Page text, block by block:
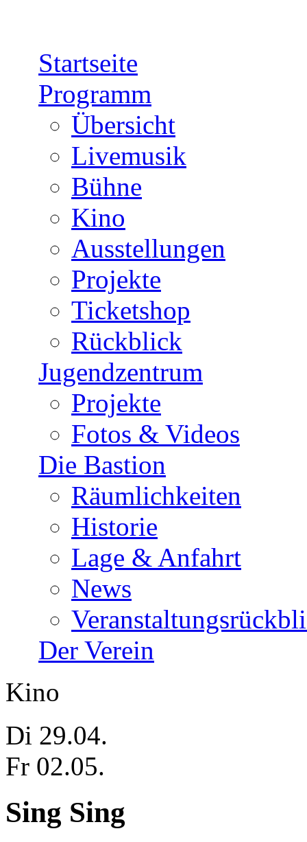
Startseite
Programm
Übersicht
Livemusik
Bühne
Kino
Ausstellungen
Projekte
Ticketshop
Rückblick
Jugendzentrum
Projekte
Fotos & Videos
Die Bastion
Räumlichkeiten
Historie
Lage & Anfahrt
News
Der Verein
Kino
Di 29.04.
Fr 02.05.
Sing Sing